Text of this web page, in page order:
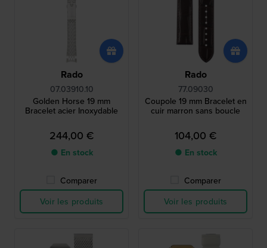
Rado
07.03910.10
Golden Horse 19 mm
Bracelet acier Inoxydable
244,00 €
● En stock
Comparer
Voir les produits
Rado
77.09030
Coupole 19 mm Bracelet en
cuir marron sans boucle
104,00 €
● En stock
Comparer
Voir les produits